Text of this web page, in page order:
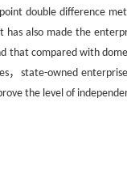
double difference
also made the
that compared with
，state-owned
the level of